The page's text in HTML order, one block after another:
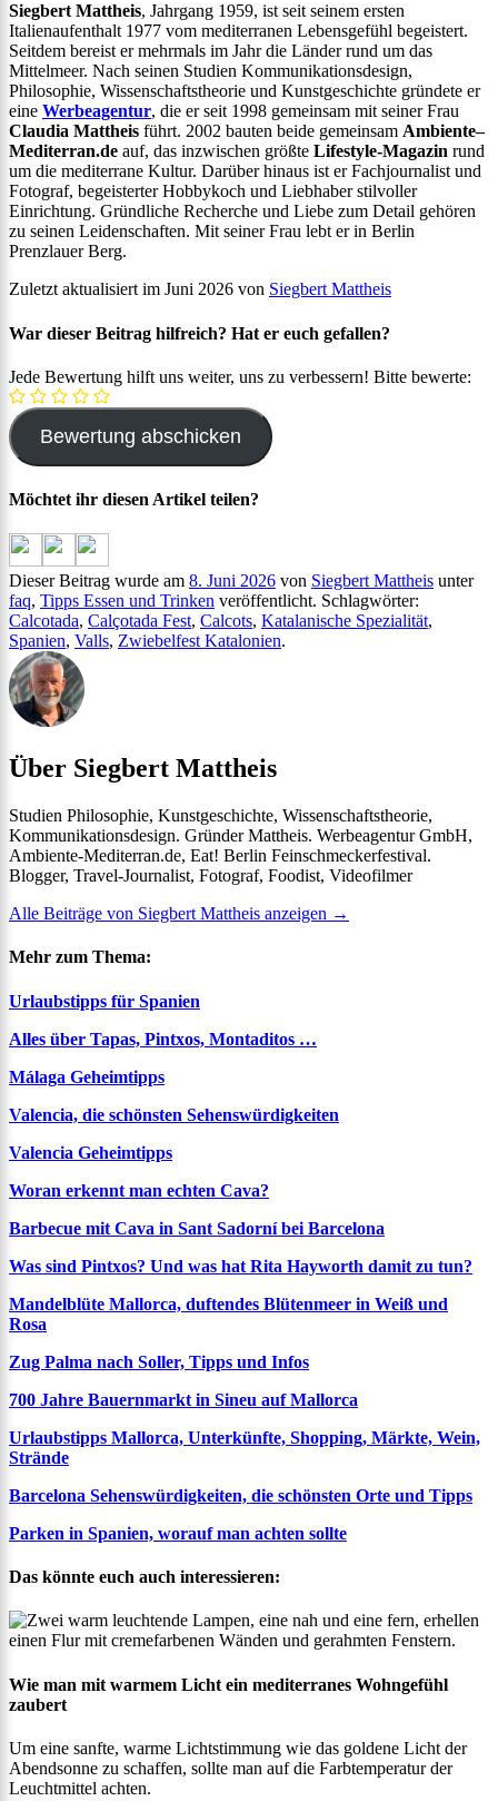
Siegbert Mattheis, Jahrgang 1959, ist seit seinem ersten
Italienaufenthalt 1977 vom mediterranen Lebensgefühl begeistert.
Seitdem bereist er mehrmals im Jahr die Länder rund um das
Mittelmeer. Nach seinen Studien Kommunikationsdesign,
Philosophie, Wissenschaftstheorie und Kunstgeschichte gründete er
eine Werbeagentur, die er seit 1998 gemeinsam mit seiner Frau
Claudia Mattheis führt. 2002 bauten beide gemeinsam Ambiente–
Mediterran.de auf, das inzwischen größte Lifestyle-Magazin rund
um die mediterrane Kultur. Darüber hinaus ist er Fachjournalist und
Fotograf, begeisterter Hobbykoch und Liebhaber stilvoller
Einrichtung. Gründliche Recherche und Liebe zum Detail gehören
zu seinen Leidenschaften. Mit seiner Frau lebt er in Berlin
Prenzlauer Berg.
Zuletzt aktualisiert im Juni 2026 von Siegbert Mattheis
War dieser Beitrag hilfreich? Hat er euch gefallen?
Jede Bewertung hilft uns weiter, uns zu verbessern! Bitte bewerte:
Möchtet ihr diesen Artikel teilen?
Dieser Beitrag wurde am 8. Juni 2026 von Siegbert Mattheis unter
faq, Tipps Essen und Trinken veröffentlicht. Schlagwörter:
Calcotada, Calçotada Fest, Calcots, Katalanische Spezialität,
Spanien, Valls, Zwiebelfest Katalonien.
Über Siegbert Mattheis
Studien Philosophie, Kunstgeschichte, Wissenschaftstheorie,
Kommunikationsdesign. Gründer Mattheis. Werbeagentur GmbH,
Ambiente-Mediterran.de, Eat! Berlin Feinschmeckerfestival.
Blogger, Travel-Journalist, Fotograf, Foodist, Videofilmer
Alle Beiträge von Siegbert Mattheis anzeigen →
Mehr zum Thema:
Urlaubstipps für Spanien
Alles über Tapas, Pintxos, Montaditos …
Málaga Geheimtipps
Valencia, die schönsten Sehenswürdigkeiten
Valencia Geheimtipps
Woran erkennt man echten Cava?
Barbecue mit Cava in Sant Sadorní bei Barcelona
Was sind Pintxos? Und was hat Rita Hayworth damit zu tun?
Mandelblüte Mallorca, duftendes Blütenmeer in Weiß und
Rosa
Zug Palma nach Soller, Tipps und Infos
700 Jahre Bauernmarkt in Sineu auf Mallorca
Urlaubstipps Mallorca, Unterkünfte, Shopping, Märkte, Wein,
Strände
Barcelona Sehenswürdigkeiten, die schönsten Orte und Tipps
Parken in Spanien, worauf man achten sollte
Das könnte euch auch interessieren:
Wie man mit warmem Licht ein mediterranes Wohngefühl
zaubert
Um eine sanfte, warme Lichtstimmung wie das goldene Licht der
Abendsonne zu schaffen, sollte man auf die Farbtemperatur der
Leuchtmittel achten.